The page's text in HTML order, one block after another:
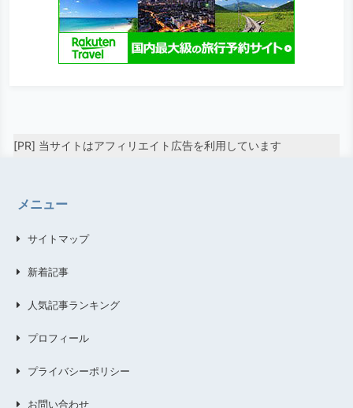
[PR] 当サイトはアフィリエイト広告を利用しています
メニュー
サイトマップ
新着記事
人気記事ランキング
プロフィール
プライバシーポリシー
お問い合わせ